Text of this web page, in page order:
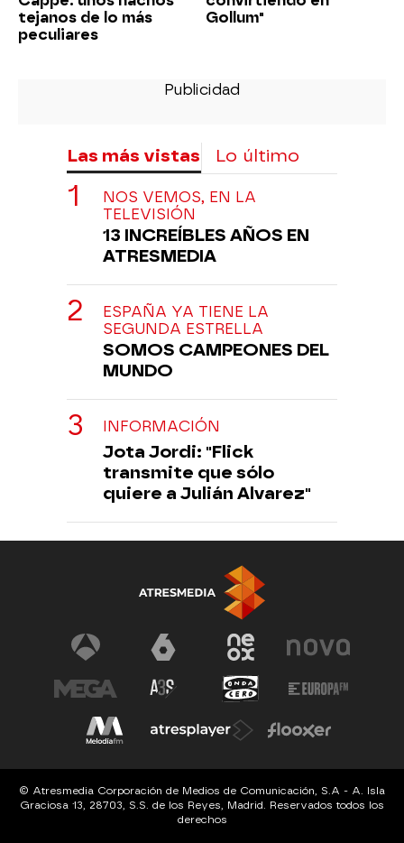
tejanos de lo más
peculiares
Gollum"
Las más vistas Lo último
NOS VEMOS, EN LA
TELEVISIÓN
13 INCREÍBLES AÑOS EN
ATRESMEDIA
ESPAÑA YA TIENE LA
SEGUNDA ESTRELLA
SOMOS CAMPEONES DEL
MUNDO
INFORMACIÓN
Jota Jordi: "Flick
transmite que sólo
quiere a Julián Alvarez"
© Atresmedia Corporación de Medios de Comunicación, S.A - A. Isla
Graciosa 13, 28703, S.S. de los Reyes, Madrid. Reservados todos los
derechos